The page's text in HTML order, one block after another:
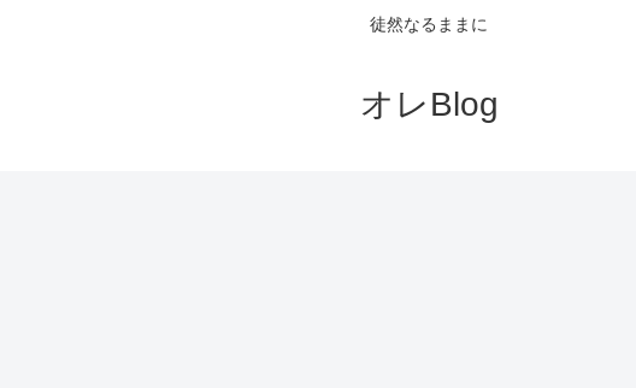
徒然なるままに
オレBlog